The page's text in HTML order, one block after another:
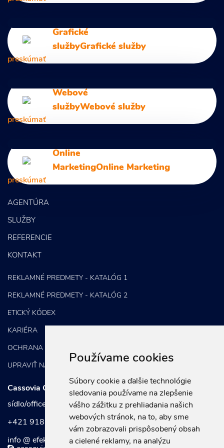
Používame cookies
Súbory cookie a ďalšie technológie
sledovania používame na zlepšenie
vášho zážitku z prehliadania našich
webových stránok, na to, aby sme
vám zobrazovali prispôsobený obsah
a cielené reklamy, na analýzu
Marketingové poradenstvo
Marketingová komunikácia
Marketingové stratégie
Marketingový prieskum
Grafické
službyGrafické služby
preskúmať
Logo a Branding
Firemná identita a Dizajn manuál
Foto a Video
Letáky a Propagačné materiály
Webové
službyWebové služby
preskúmať
Online
MarketingOnline Marketing
preskúmať
SEO
PPC kampane
Správa sociálnych sietí
E-mail marketing
Content Marketing
AGENTÚRA
SLUŽBY
REFERENCIE
KONTAKT
REKLAMNÉ PREDMETY - KATALÓG 1
REKLAMNÉ PREDMETY - KATALÓG 2
ETICKÝ KÓDEX
KARIÉRA
OCHRANA OSOBNÝCH ÚDAJOV
UPRAVIŤ NASTAVENIA COOKIES
Cassovia Consulting Group, s.r.o.
sídlo/office: Kuzmányho 37, 040 01 Košice
+421 918 752 197
info @ efektivnymarketing . sk